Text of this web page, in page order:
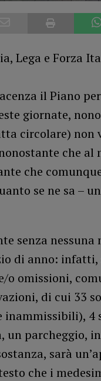
Lega e Forza
il Piano
giornate,
circolare) non
che al
che
se ne sa –
senza nessuna
di anno: infatti,
o omissioni,
di cui 33
inammissibili), 4
un parcheggio,
sarà
che i